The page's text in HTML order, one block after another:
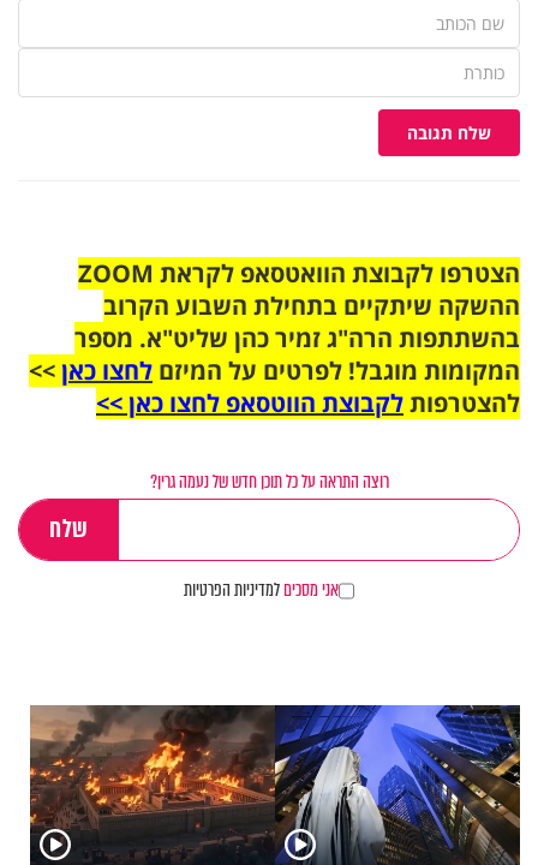
שלח תגובה
הצטרפו לקבוצת הוואטסאפ לקראת ZOOM
ההשקה שיתקיים בתחילת השבוע הקרוב
בהשתתפות הרה"ג זמיר כהן שליט"א. מספר
המקומות מוגבל! לפרטים על המיזם לחצו כאן>>
להצטרפותלקבוצת הווטסאפ לחצו כאן >>
רוצה התראה על כל תוכן חדש של נעמה גרין?
אני מסכיםלמדיניות הפרטיות